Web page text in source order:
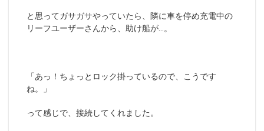
と思ってガサガサやっていたら、隣に車を停め充電中の
リーフユーザーさんから、助け船が…。
「あっ！ちょっとロック掛っているので、こうです
ね。」
って感じで、接続してくれました。